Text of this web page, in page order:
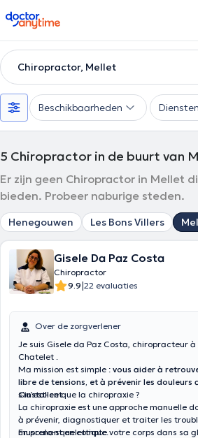
doctoranytime
Chiropractor, Mellet
Beschikbaarheden Diensten
5 Chiropractor in de buurt van
Er zijn geen Chiropractor in Mellet
bieden. Probeer naburige steden.
Henegouwen Les Bons Villers
Gisele Da Paz Costa
Chiropractor
9.9|22 evaluaties
Over de zorgverlener
Je suis Gisele da Paz Costa, chiropracteur à
Chatelet .
Ma mission est simple : vous aider à
libre de tensions, et à prévenir les douleurs
s’installent.
Qu’est-ce que la chiropraxie ?
La chiropraxie est une approche manuelle
à prévenir, diagnostiquer et traiter les
musculo-squelettique.
En prenant en compte votre corps dans sa